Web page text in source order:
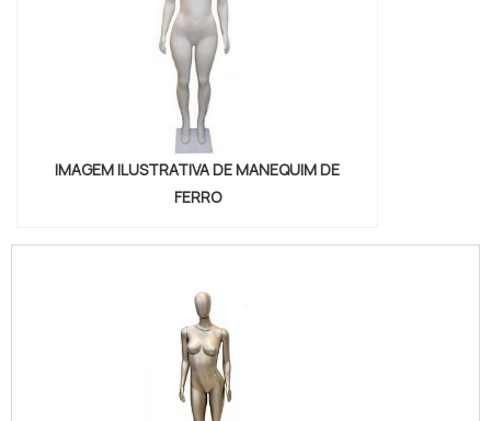
IMAGEM ILUSTRATIVA DE MANEQUIM DE
FERRO